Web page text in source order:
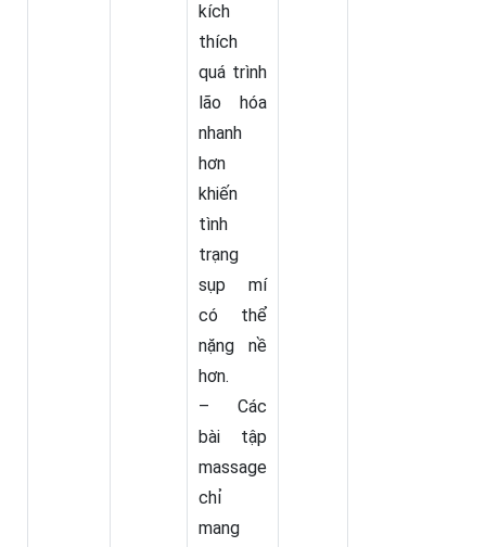
kích
thích
quá trình
lão hóa
nhanh
hơn
khiến
tình
trạng
sụp mí
có thể
nặng nề
hơn.
– Các
bài tập
massage
chỉ
mang